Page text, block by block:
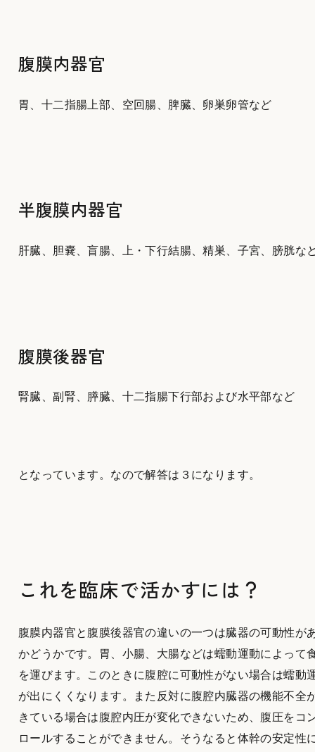
腹膜内器官
胃、十二指腸上部、空回腸、脾臓、卵巣卵管など
半腹膜内器官
肝臓、胆嚢、盲腸、上・下行結腸、精巣、子宮、膀胱な
腹膜後器官
腎臓、副腎、膵臓、十二指腸下行部および水平部など
となっています。なので解答は３になります。
これを臨床で活かすには？
腹膜内器官と腹膜後器官の違いの一つは臓器の可動性が
かどうかです。胃、小腸、大腸などは蠕動運動によって
を運びます。このときに腹腔に可動性がない場合は蠕動
が出にくくなります。また反対に腹腔内臓器の機能不全
きている場合は腹腔内圧が変化できないため、腹圧をコ
ロールすることができません。そうなると体幹の安定性